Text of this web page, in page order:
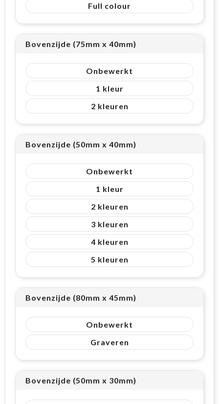
Full colour
Bovenzijde (75mm x 40mm)
Onbewerkt
1
2
Bovenzijde (50mm x 40mm)
Onbewerkt
1
2
3
4
5
Bovenzijde (80mm x 45mm)
Onbewerkt
Graveren
Bovenzijde (50mm x 30mm)